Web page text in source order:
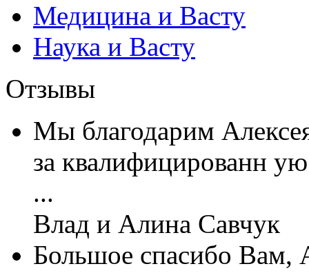
Медицина и Васту
Наука и Васту
Отзывы
Мы благодарим
за квалифицированн
...
Влад и Алина Савчук
Большое спасибо Вам,